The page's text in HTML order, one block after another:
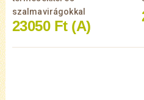
szalmavirágokkal
23050 Ft (A)